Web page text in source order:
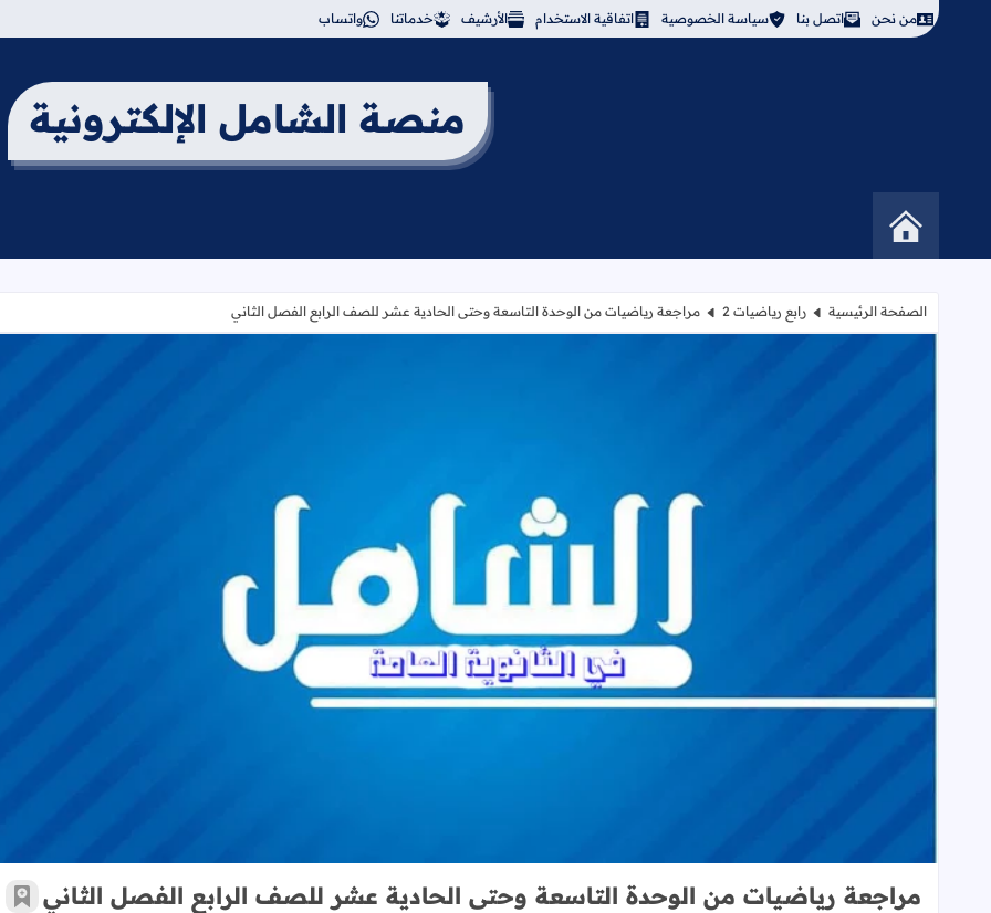
من نحن اتصل بنا سياسة الخصوصية اتفاقية الاستخدام الأرشيف خدماتنا واتساب
منصة الشامل الإلكترونية
الصفحة الرئيسية رابع رياضيات 2 مراجعة رياضيات من الوحدة التاسعة وحتى الحادية عشر للصف الرابع الفصل الثاني
مراجعة رياضيات من الوحدة التاسعة وحتى الحادية عشر للصف الرابع
مراجعة رياضيات من الوحدة التاسعة وحتى الحادية عشر للصف الرابع الفصل الثاني